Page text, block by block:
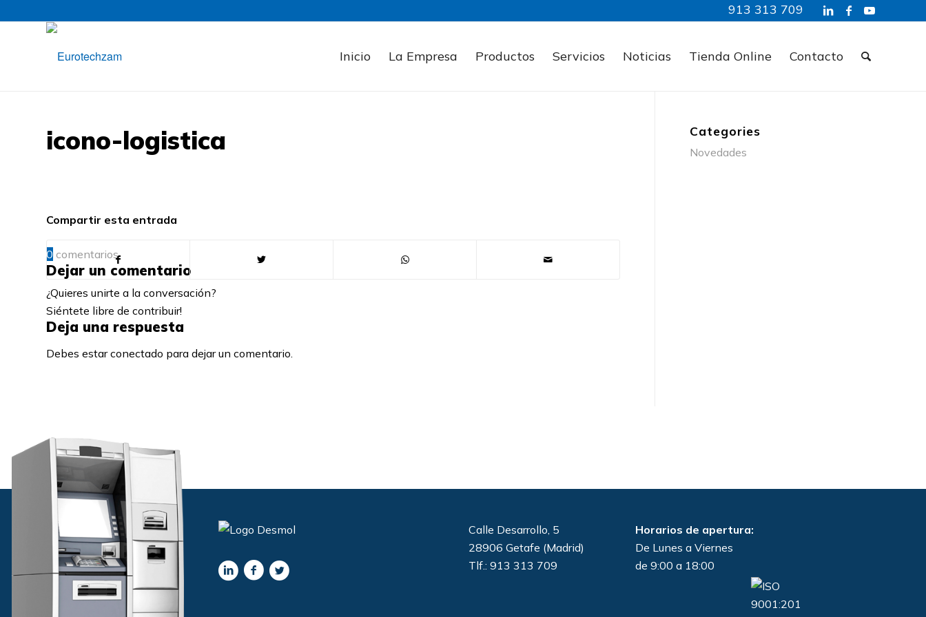
913 313 709
Inicio La Empresa Productos Servicios Noticias Tienda Online Contacto
icono-logistica
Compartir esta entrada
0 comentarios
Dejar un comentario
¿Quieres unirte a la conversación?
Siéntete libre de contribuir!
Deja una respuesta
Debes estar conectado para dejar un comentario.
Categories
Novedades
Calle Desarrollo, 5
28906 Getafe (Madrid)
Tlf.: 913 313 709
Horarios de apertura:
De Lunes a Viernes
de 9:00 a 18:00